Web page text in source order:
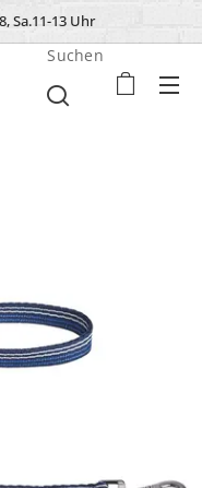
Sa.11-13 Uhr
Suchen